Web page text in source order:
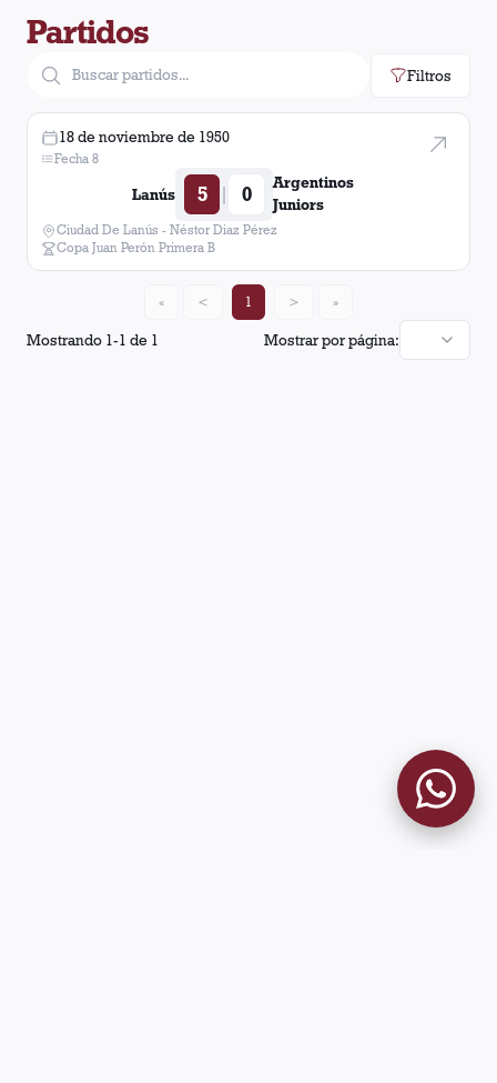
Partidos
Filtros
18 de noviembre de 1950
Fecha 8
Lanús 5 | 0
Argentinos
Juniors
Ciudad De Lanús - Néstor Diaz Pérez
Copa Juan Perón Primera B
Mostrando 1-1 de 1 Mostrar por página:
« < 1 > »